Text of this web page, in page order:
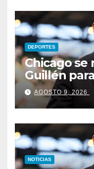
DEPORTES
Chicago se
Guillén
número
AGOSTO 9, 2026
NOTICIAS